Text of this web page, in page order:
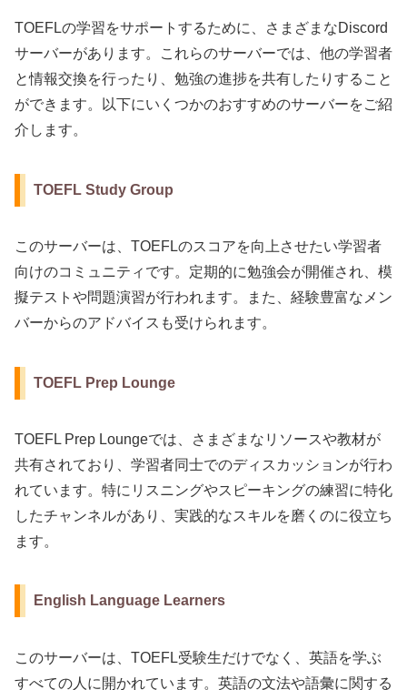
TOEFLの学習をサポートするために、さまざまなDiscord
サーバーがあります。これらのサーバーでは、他の学習者
と情報交換を行ったり、勉強の進捗を共有したりすること
ができます。以下にいくつかのおすすめのサーバーをご紹
介します。
TOEFL Study Group
このサーバーは、TOEFLのスコアを向上させたい学習者
向けのコミュニティです。定期的に勉強会が開催され、模
擬テストや問題演習が行われます。また、経験豊富なメン
バーからのアドバイスも受けられます。
TOEFL Prep Lounge
TOEFL Prep Loungeでは、さまざまなリソースや教材が
共有されており、学習者同士でのディスカッションが行わ
れています。特にリスニングやスピーキングの練習に特化
したチャンネルがあり、実践的なスキルを磨くのに役立ち
ます。
English Language Learners
このサーバーは、TOEFL受験生だけでなく、英語を学ぶ
すべての人に開かれています。英語の文法や語彙に関する